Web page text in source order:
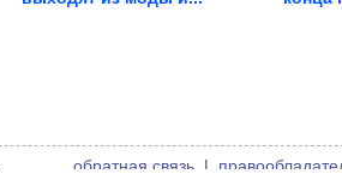
обратная связь |